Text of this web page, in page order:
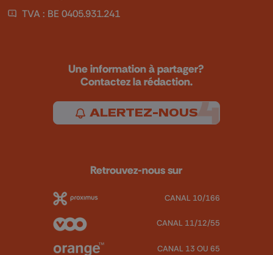
TVA : BE 0405.931.241
Une information à partager?
Contactez la rédaction.
ALERTEZ-NOUS
Retrouvez-nous sur
CANAL 10/166
CANAL 11/12/55
CANAL 13 OU 65